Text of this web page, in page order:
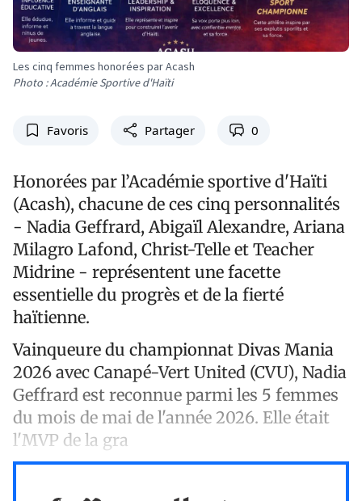
Les cinq femmes honorées par Acash
Photo : Académie Sportive d'Haïti
Favoris Partager 0
Honorées par l’Académie sportive d'Haïti
(Acash), chacune de ces cinq personnalités
- Nadia Geffrard, Abigaïl Alexandre, Ariana
Milagro Lafond, Christ-Telle et Teacher
Midrine - représentent une facette
essentielle du progrès et de la fierté
haïtienne.
Vainqueure du championnat Divas Mania
2026 avec Canapé-Vert United (CVU), Nadia
Geffrard est reconnue parmi les 5 femmes
du mois de mai de l'année 2026. Elle était
l'MVP de la gra